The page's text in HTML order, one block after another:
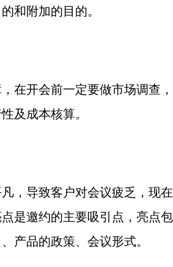
和附加的目的。
在开会前一定要做市场调查
及成本核算。
，导致客户对会议疲乏，现
是邀约的主要吸引点，亮点
产品的政策、会议形式。